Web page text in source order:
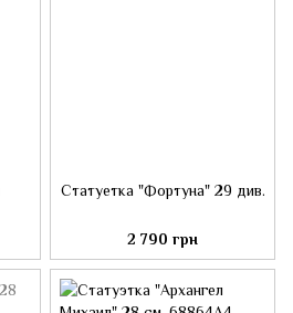
Статуетка "Фортуна" 29 див.
2 790 грн